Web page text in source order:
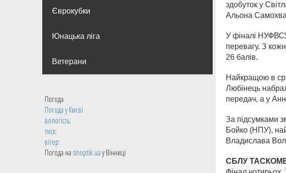
Єврокубки
Юнацька ліга
Ветерани
Погода
Погода уКиєві
вологість:
тиск:
вітер:
Погода наsinoptik.uaу Вінниці
здобуток у
Альона
У фіналі
перевагу. З
26 балів.
Найкращою в
Любінець
передач, а у
За підсумками
Бойко (НПУ),
Владислава
СБЛУ